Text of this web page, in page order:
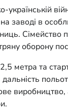
заводі в
оборону
та